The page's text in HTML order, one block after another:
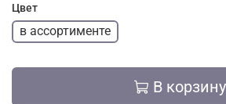
Цвет
в ассортименте
В корзину